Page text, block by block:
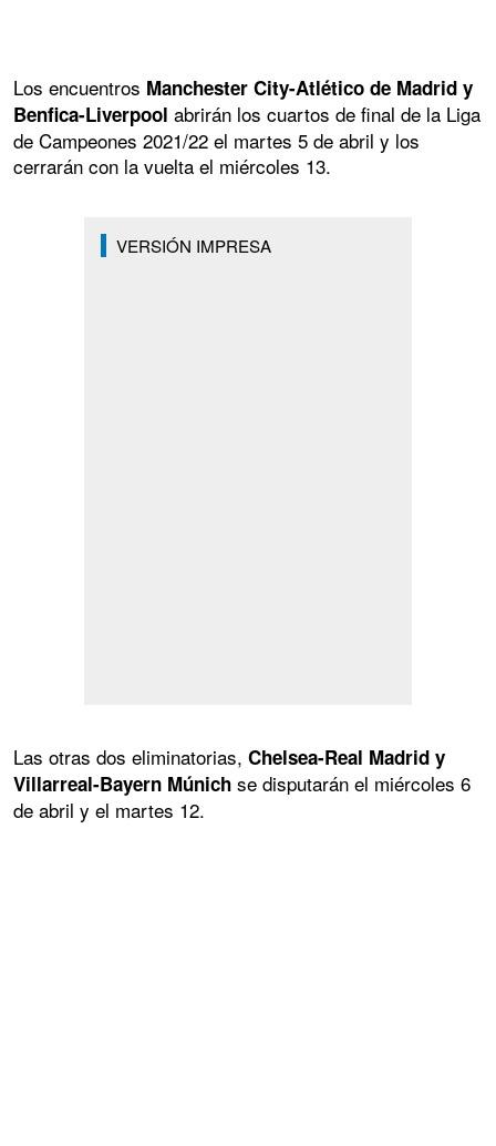
Los encuentros Manchester City-Atlético de Madrid y
Benfica-Liverpool abrirán los cuartos de final de la Liga
de Campeones 2021/22 el martes 5 de abril y los
cerrarán con la vuelta el miércoles 13.
VERSIÓN IMPRESA
Las otras dos eliminatorias, Chelsea-Real Madrid y
Villarreal-Bayern Múnich se disputarán el miércoles 6
de abril y el martes 12.